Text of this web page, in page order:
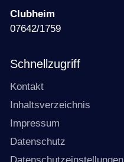
Clubheim
07642/1759
Schnellzugriff
Kontakt
Inhaltsverzeichnis
Impressum
Datenschutz